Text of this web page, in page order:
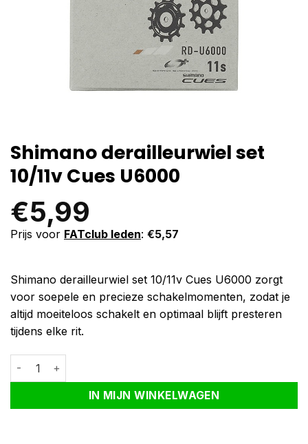
Shimano derailleurwiel set
10/11v Cues U6000
€5,99
Prijs voor FATclub leden: €5,57
Shimano derailleurwiel set 10/11v Cues U6000 zorgt
voor soepele en precieze schakelmomenten, zodat je
altijd moeiteloos schakelt en optimaal blijft presteren
tijdens elke rit.
Shimano derailleurwiel set 10/11v Cues U6000 aantal
IN MIJN WINKELWAGEN
Alternative: